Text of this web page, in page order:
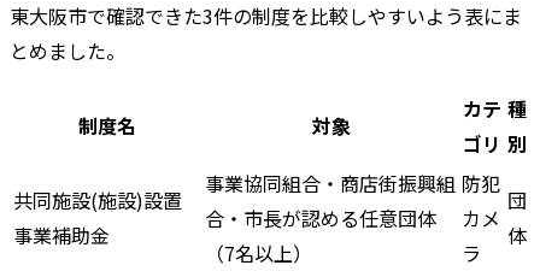
東大阪市で確認できた3件の制度を比較しやすいよう表にま
とめました。
制度名 対象
カテ
ゴリ
種
別
共同施設(施設)設置
事業補助金
事業協同組合・商店街振興組
合・市長が認める任意団体
（7名以上）
防犯
カメ
ラ
団
体